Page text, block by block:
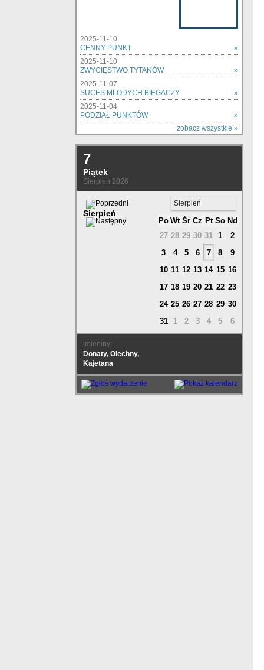
2025-11-10
CENNY PUNKT
»
2025-11-10
ZWYCIĘSTWO TYTANÓW
»
2025-11-07
SUCES MŁODYCH BIEGACZY
»
2025-11-04
PODZIAŁ PUNKTÓW
»
zobacz wszystkie »
7
Piątek
Sierpień 2026
Sierpień
Sierpień
Po Wt Śr Cz Pt So Nd
27 28 29 30 31 1
2
3
4 5 6 7 8
9
10 11 12 13 14 15 16
17 18 19 20 21 22 23
24 25 26 27 28 29 30
31
1 2 3 4 5 6
imieniny:
Donaty, Olechny,
Kajetana